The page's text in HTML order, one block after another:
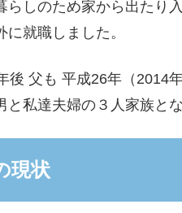
しのため家から出たり入
就職しました。
後 父も 平成26年（2014
私達夫婦の３人家族とな
現状